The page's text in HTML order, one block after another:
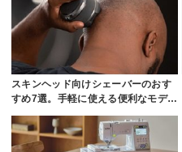
スキンヘッド向けシェーバーのおす
すめ7選。手軽に使える便利なモデ…